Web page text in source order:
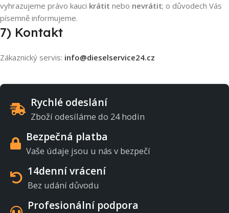
vyhrazujeme právo kauci krátit nebo nevrátit; o důvodech Vás
písemně informujeme.
7) Kontakt
Zákaznický servis: info@dieselservice24.cz
Rychlé odeslání
Zboží odesíláme do 24 hodin
Bezpečná platba
Vaše údaje jsou u nás v bezpečí
14denní vrácení
Bez udání důvodu
Profesionální podpora